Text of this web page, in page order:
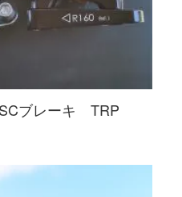
ブレーキ TRP